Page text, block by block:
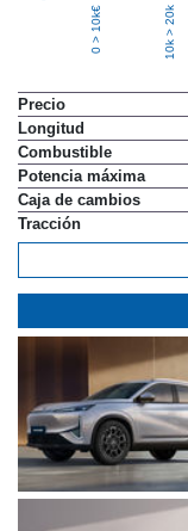
0 > 10k€ 10k > 20k
Precio
Longitud
Combustible
Potencia máxima
Caja de cambios
Tracción